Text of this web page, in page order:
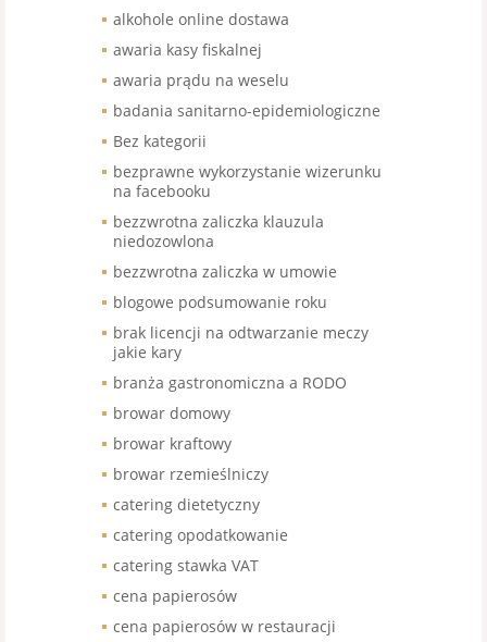
alkohole online dostawa
awaria kasy fiskalnej
awaria prądu na weselu
badania sanitarno-epidemiologiczne
Bez kategorii
bezprawne wykorzystanie wizerunku
na facebooku
bezzwrotna zaliczka klauzula
niedozowlona
bezzwrotna zaliczka w umowie
blogowe podsumowanie roku
brak licencji na odtwarzanie meczy
jakie kary
branża gastronomiczna a RODO
browar domowy
browar kraftowy
browar rzemieślniczy
catering dietetyczny
catering opodatkowanie
catering stawka VAT
cena papierosów
cena papierosów w restauracji